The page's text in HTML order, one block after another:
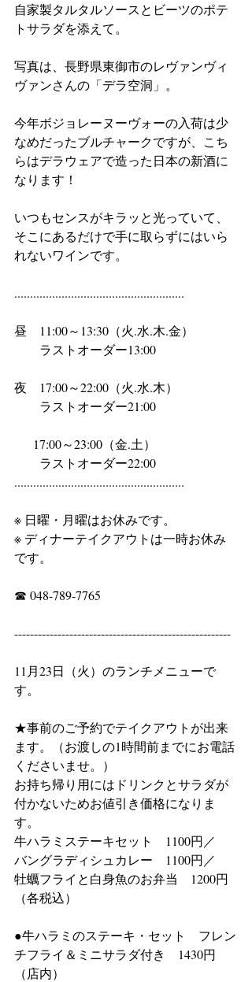
自家製タルタルソースとビーツのポテ
トサラダを添えて。
写真は、長野県東御市のレヴァンヴィ
ヴァンさんの「デラ空洞」。
今年ボジョレーヌーヴォーの入荷は少
なめだったブルチャークですが、こち
らはデラウェアで造った日本の新酒に
なります！
いつもセンスがキラッと光っていて、
そこにあるだけで手に取らずにはいら
れないワインです。
......................................................
昼　11:00～13:30（火.水.木.金）
ラストオーダー13:00
夜　17:00～22:00（火.水.木）
ラストオーダー21:00
17:00～23:00（金.土）
ラストオーダー22:00
......................................................
※ 日曜・月曜はお休みです。
※ ディナーテイクアウトは一時お休み
です。
☎ 048-789-7765
-------------------------------------------------------
11月23日（火）のランチメニューで
す。
★事前のご予約でテイクアウトが出来
ます。（お渡しの1時間前までにお電話
くださいませ。）
お持ち帰り用にはドリンクとサラダが
付かないためお値引き価格になりま
す。
牛ハラミステーキセット　1100円／
バングラディシュカレー　1100円／
牡蠣フライと白身魚のお弁当　1200円
（各税込）
●牛ハラミのステーキ・セット　フレン
チフライ＆ミニサラダ付き　1430円
（店内）